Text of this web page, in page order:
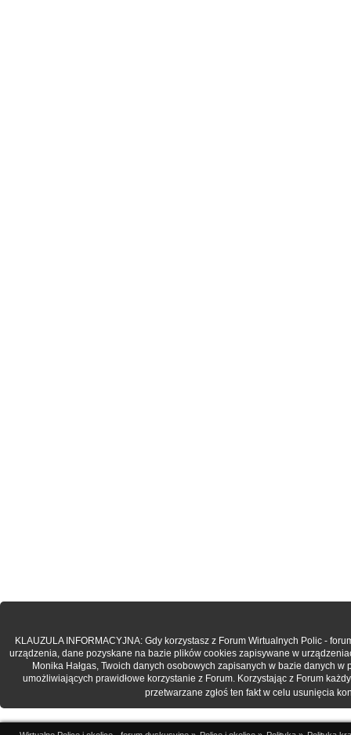
KLAUZULA INFORMACYJNA: Gdy korzystasz z Forum Wirtualnych Polic -
urządzenia, dane pozyskane na bazie plików cookies zapisywane w
Monika Hałgas, Twoich danych osobowych zapisanych w bazie danych
umożliwiających prawidłowe korzystanie z Forum. Korzystając z Forum
przetwarzane zgłoś ten fakt w celu usunięcia